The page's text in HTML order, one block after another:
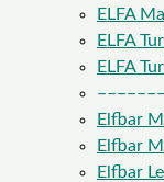
ELFA
ELFA
ELFA
–––––––
Elfbar
Elfbar
Elfbar